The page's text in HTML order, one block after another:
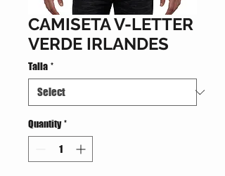
CAMISETA V-LETTER
VERDE IRLANDES
Talla *
Quantity *